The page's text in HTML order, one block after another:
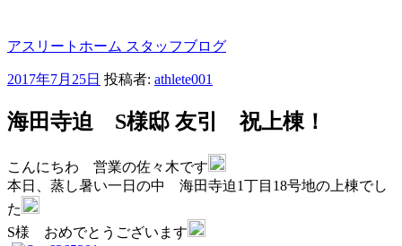
テ
ン
ツ
へ
ス
ッ
プ
アスリートホーム スタッフブログ
投
日:
2017年7月25日 投稿者: athlete001
海田寺迫 S様邸 友引 祝上棟！
こんにちわ 営業の佐々木です
本日、蒸し暑い一日の中 海田寺迫1丁目18号地の上棟でし
た
S様 おめでとうございます